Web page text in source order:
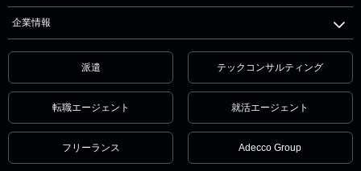
企業情報
派遣 テックコンサルティング
転職エージェント 就活エージェント
フリーランス Adecco Group